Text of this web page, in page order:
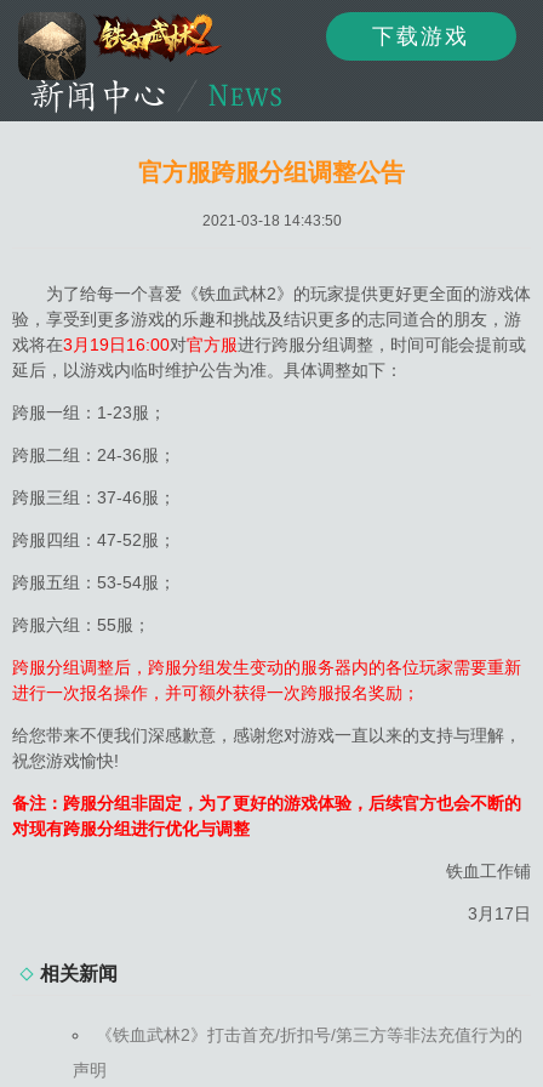
下载游戏
官方服跨服分组调整公告
2021-03-18 14:43:50
为了给每一个喜爱《铁血武林2》的玩家提供更好更全面的游戏体
验，享受到更多游戏的乐趣和挑战及结识更多的志同道合的朋友，游
戏将在3月19日16:00对官方服进行跨服分组调整，时间可能会提前或
延后，以游戏内临时维护公告为准。具体调整如下：
跨服一组：1-23服；
跨服二组：24-36服；
跨服三组：37-46服；
跨服四组：47-52服；
跨服五组：53-54服；
跨服六组：55服；
跨服分组调整后，跨服分组发生变动的服务器内的各位玩家需要重新
进行一次报名操作，并可额外获得一次跨服报名奖励；
给您带来不便我们深感歉意，感谢您对游戏一直以来的支持与理解，
祝您游戏愉快!
备注：跨服分组非固定，为了更好的游戏体验，后续官方也会不断的
对现有跨服分组进行优化与调整
铁血工作铺
3月17日
相关新闻
《铁血武林2》打击首充/折扣号/第三方等非法充值行为的
声明
资讯
论坛 下载